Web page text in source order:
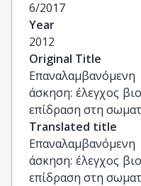
ΕΚΠΑ
6/2017
Year
2012
Original Title
άσκηση: έλεγχος
επίδραση στη
Translated title
άσκηση: έλεγχος
επίδραση στη